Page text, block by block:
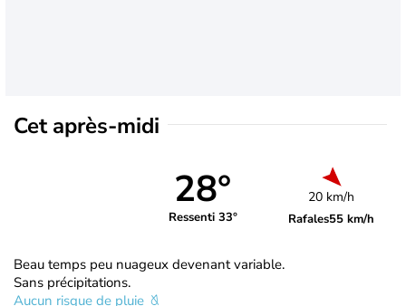
Cet après-midi
28°
Ressenti 33°
20 km/h
Rafales55 km/h
Beau temps peu nuageux devenant variable.
Sans précipitations.
Aucun risque de pluie